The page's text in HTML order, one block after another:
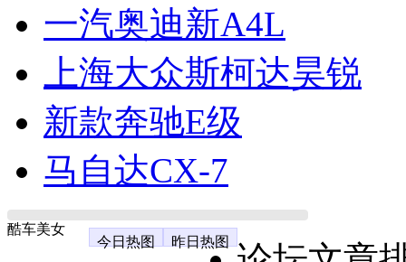
一汽奥迪新A4L
上海大众斯柯达昊锐
新款奔驰E级
马自达CX-7
酷车美女
今日热图
昨日热图